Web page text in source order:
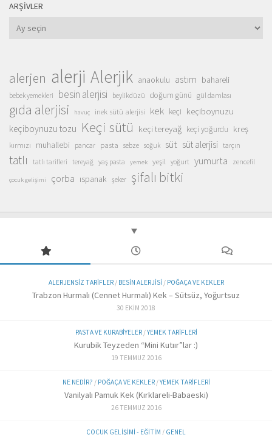
ARŞIVLER
Arşivler
alerjen alerji Alerjik anaokulu astım bahareli
bebek yemekleri besin alerjisi beylikdüzü doğum günü gül damlası
gıda alerjisi havuç inek sütü alerjisi kek keçi keçiboynuzu
keçiboynuzu tozu Keçi sütü keçi tereyağ keçi yoğurdu kreş
kırmızı muhallebi pancar pasta sebze soğuk süt süt alerjisi tarçın
tatlı tatlı tarifleri tereyağ yaş pasta yemek yeşil yoğurt yumurta zencefil
çocuk gelişimi çorba ıspanak şeker şifalı bitki
ALERJENSIZ TARIFLER/ BESIN ALERJISI / POĞAÇA VE KEKLER
Trabzon Hurmalı (Cennet Hurmalı) Kek – Sütsüz, Yoğurtsuz
30 EKIM 2018
PASTA VE KURABIYELER/YEMEK TARIFLERI
Kurubik Teyzeden “Mini Kutıır”lar :)
19 TEMMUZ 2016
NE NEDIR? / POĞAÇA VE KEKLER/YEMEK TARIFLERI
Vanilyalı Pamuk Kek (Kırklareli-Babaeski)
26 TEMMUZ 2016
ÇOCUK GELIŞIMI - EĞITIM / GENEL